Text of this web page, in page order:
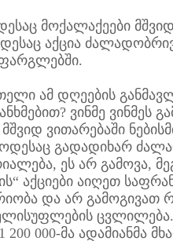
მოქალაქეები
აქცია
ამ დღეების
ვინმე ვინმეს
ვითარებაში
გადადიხარ
ეს არ გამოვა,
აქციები აიღეთ
და არ გამოგივათ
000-მა ადამიანმა